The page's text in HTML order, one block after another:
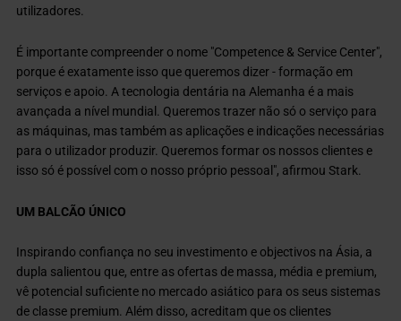
utilizadores.
É importante compreender o nome "Competence & Service Center",
porque é exatamente isso que queremos dizer - formação em
serviços e apoio. A tecnologia dentária na Alemanha é a mais
avançada a nível mundial. Queremos trazer não só o serviço para
as máquinas, mas também as aplicações e indicações necessárias
para o utilizador produzir. Queremos formar os nossos clientes e
isso só é possível com o nosso próprio pessoal", afirmou Stark.
UM BALCÃO ÚNICO
Inspirando confiança no seu investimento e objectivos na Ásia, a
dupla salientou que, entre as ofertas de massa, média e premium,
vê potencial suficiente no mercado asiático para os seus sistemas
de classe premium. Além disso, acreditam que os clientes